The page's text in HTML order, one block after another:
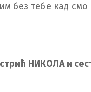
без тебе кад
НИКОЛА и